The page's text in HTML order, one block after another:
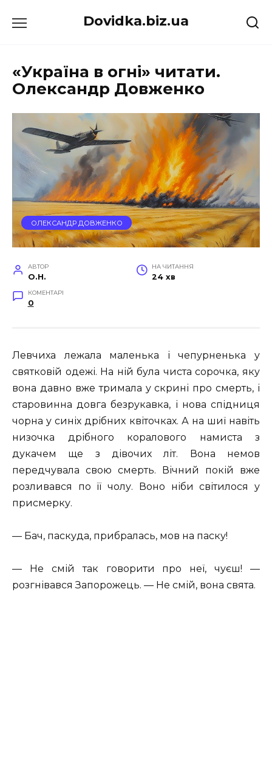
до
Dovidka.biz.ua
«Україна в огні» читати.
Олександр Довженко
ОЛЕКСАНДР ДОВЖЕНКО
АВТОР
O.H.
НА ЧИТАННЯ
24 хв
КОМЕНТАРІ
0
Левчиха лежала маленька і чепурненька у
святковій одежі. На ній була чиста сорочка, яку
вона давно вже тримала у скрині про смерть, і
старовинна довга безрукавка, і нова спідниця
чорна у синіх дрібних квіточках. А на шиї навіть
низочка дрібного коралового намиста з
дукачем ще з дівочих літ. Вона немов
передчувала свою смерть. Вічний покій вже
розливався по її чолу. Воно ніби світилося у
присмерку.
— Бач, паскуда, прибралась, мов на паску!
— Не смій так говорити про неї, чуєш! —
розгнівався Запорожець. — Не смій, вона свята.